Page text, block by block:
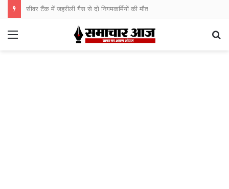
सीवर टैंक में जहरीली गैस से दो निगमकर्मियों की मौत
Menu